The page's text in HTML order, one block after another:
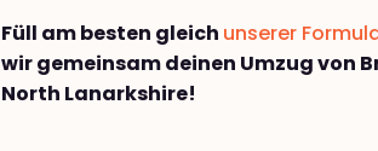
Füll am besten gleich unserer
wir gemeinsam deinen Umzug von
North Lanarkshire!